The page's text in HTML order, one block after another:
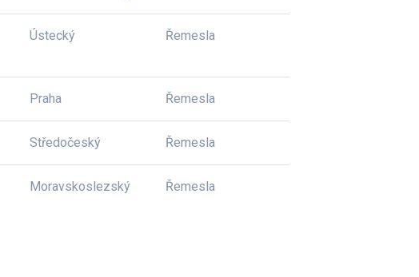
Ústecký Řemesla
Praha Řemesla
Středočeský Řemesla
Moravskoslezský Řemesla